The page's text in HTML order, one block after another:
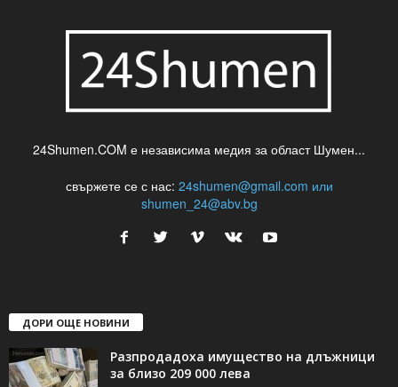
24Shumen.COM е независима медия за област Шумен...
свържете се с нас: 24shumen@gmail.com или
shumen_24@abv.bg
ДОРИ ОЩЕ НОВИНИ
Разпродадоха имущество на длъжници
за близо 209 000 лева